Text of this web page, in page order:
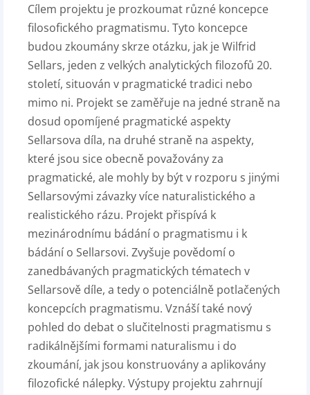
Cílem projektu je prozkoumat různé koncepce
filosofického pragmatismu. Tyto koncepce
budou zkoumány skrze otázku, jak je Wilfrid
Sellars, jeden z velkých analytických filozofů 20.
století, situován v pragmatické tradici nebo
mimo ni. Projekt se zaměřuje na jedné straně na
dosud opomíjené pragmatické aspekty
Sellarsova díla, na druhé straně na aspekty,
které jsou sice obecně považovány za
pragmatické, ale mohly by být v rozporu s jinými
Sellarsovými závazky více naturalistického a
realistického rázu. Projekt přispívá k
mezinárodnímu bádání o pragmatismu i k
bádání o Sellarsovi. Zvyšuje povědomí o
zanedbávaných pragmatických tématech v
Sellarsově díle, a tedy o potenciálně potlačených
koncepcích pragmatismu. Vznáší také nový
pohled do debat o slučitelnosti pragmatismu s
radikálnějšími formami naturalismu i do
zkoumání, jak jsou konstruovány a aplikovány
filozofické nálepky. Výstupy projektu zahrnují